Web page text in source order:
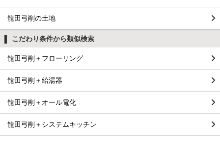
龍田弓削の土地
こだわり条件から類似検索
龍田弓削＋フローリング
龍田弓削＋給湯器
龍田弓削＋オール電化
龍田弓削＋システムキッチン